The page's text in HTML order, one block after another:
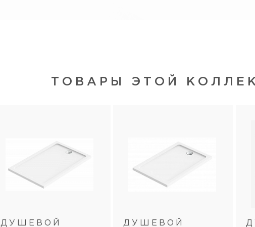
ТОВАРЫ ЭТОЙ
ДУШЕВОЙ
ДУШЕВОЙ